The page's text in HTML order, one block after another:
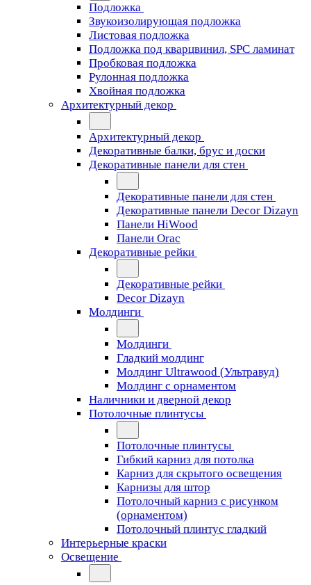
Подложка
Звукоизолирующая подложка
Листовая подложка
Подложка под кварцвинил, SPC ламинат
Пробковая подложка
Рулонная подложка
Хвойная подложка
Архитектурный декор
Архитектурный декор
Декоративные балки, брус и доски
Декоративные панели для стен
Декоративные панели для стен
Декоративные панели Decor Dizayn
Панели HiWood
Панели Orac
Декоративные рейки
Декоративные рейки
Decor Dizayn
Молдинги
Молдинги
Гладкий молдинг
Молдинг Ultrawood (Ультравуд)
Молдинг с орнаментом
Наличники и дверной декор
Потолочные плинтусы
Потолочные плинтусы
Гибкий карниз для потолка
Карниз для скрытого освещения
Карнизы для штор
Потолочный карниз с рисунком
(орнаментом)
Потолочный плинтус гладкий
Интерьерные краски
Освещение